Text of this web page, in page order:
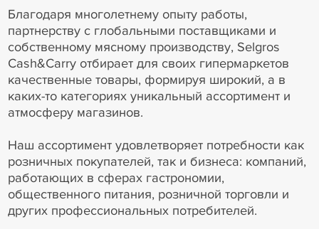
Благодаря многолетнему опыту работы,
партнерству с глобальными поставщиками и
собственному мясному производству, Selgros
Cash&Carry отбирает для своих гипермаркетов
качественные товары, формируя широкий, а в
каких-то категориях уникальный ассортимент и
атмосферу магазинов.
Наш ассортимент удовлетворяет потребности как
розничных покупателей, так и бизнеса: компаний,
работающих в сферах гастрономии,
общественного питания, розничной торговли и
других профессиональных потребителей.